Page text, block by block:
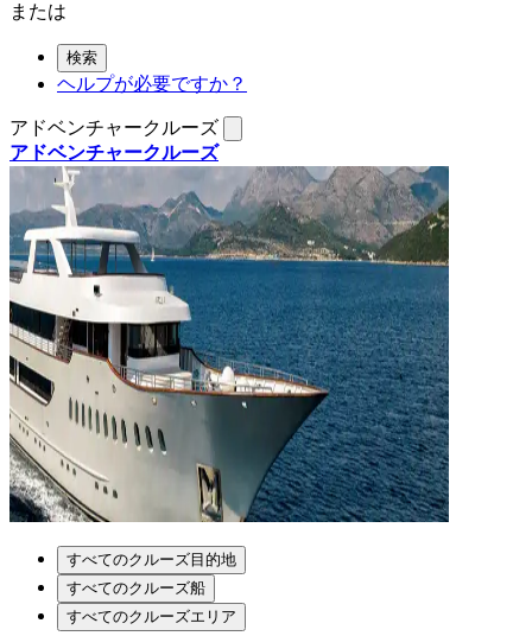
または
検索
ヘルプが必要ですか？
アドベンチャークルーズ
アドベンチャークルーズ
すべてのクルーズ目的地
すべてのクルーズ船
すべてのクルーズエリア